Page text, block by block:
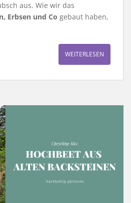
aus. Wie wir das
Erbsen und Co gebaut haben,
WEITERLESEN